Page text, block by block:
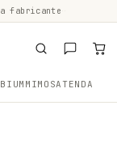
fabricante
MIMOSATENDA